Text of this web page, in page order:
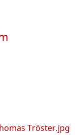
Tröster.jpg